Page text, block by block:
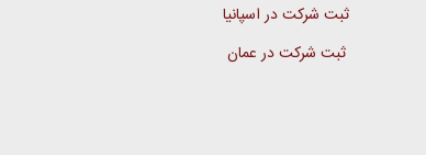
ثبت شرکت در اسپانیا
ثبت شرکت در عمان